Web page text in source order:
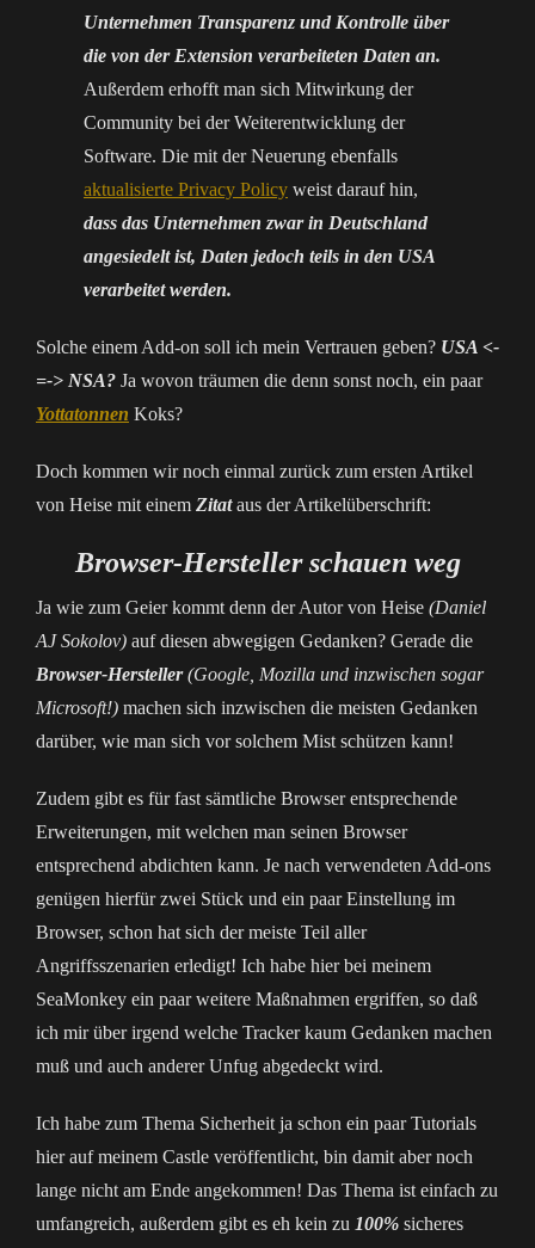
Unternehmen Transparenz und Kontrolle über
die von der Extension verarbeiteten Daten an.
Außerdem erhofft man sich Mitwirkung der
Community bei der Weiterentwicklung der
Software. Die mit der Neuerung ebenfalls
aktualisierte Privacy Policy weist darauf hin,
dass das Unternehmen zwar in Deutschland
angesiedelt ist, Daten jedoch teils in den USA
verarbeitet werden.
Solche einem Add-on soll ich mein Vertrauen geben? USA <-
=-> NSA? Ja wovon träumen die denn sonst noch, ein paar
Yottatonnen Koks?
Doch kommen wir noch einmal zurück zum ersten Artikel
von Heise mit einem Zitataus der Artikelüberschrift:
Browser-Hersteller schauen weg
Ja wie zum Geier kommt denn der Autor von Heise (Daniel
AJ Sokolov) auf diesen abwegigen Gedanken? Gerade die
Browser-Hersteller (Google, Mozilla und inzwischen sogar
Microsoft!) machen sich inzwischen die meisten Gedanken
darüber, wie man sich vor solchem Mist schützen kann!
Zudem gibt es für fast sämtliche Browser entsprechende
Erweiterungen, mit welchen man seinen Browser
entsprechend abdichten kann. Je nach verwendeten Add-ons
genügen hierfür zwei Stück und ein paar Einstellung im
Browser, schon hat sich der meiste Teil aller
Angriffsszenarien erledigt! Ich habe hier bei meinem
SeaMonkey ein paar weitere Maßnahmen ergriffen, so daß
ich mir über irgend welche Tracker kaum Gedanken machen
muß und auch anderer Unfug abgedeckt wird.
Ich habe zum Thema Sicherheit ja schon ein paar Tutorials
hier auf meinem Castle veröffentlicht, bin damit aber noch
lange nicht am Ende angekommen! Das Thema ist einfach zu
umfangreich, außerdem gibt es eh kein zu 100% sicheres